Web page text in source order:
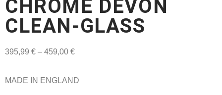
CHROME DEVON
CLEAN-GLASS
395,99 € – 459,00 €
MADE IN ENGLAND